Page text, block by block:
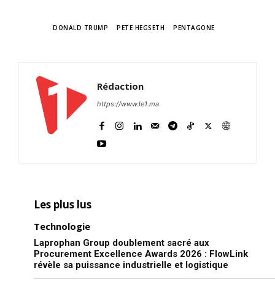
DONALD TRUMP PETE HEGSETH PENTAGONE
Rédaction
https://www.le1.ma
Les plus lus
Technologie
Laprophan Group doublement sacré aux
Procurement Excellence Awards 2026 : FlowLink
révèle sa puissance industrielle et logistique